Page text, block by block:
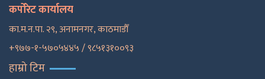
कर्पोरेट कार्यालय
का.म.न.पा. २९, अनामनगर, काठमाडाैँ
+९७७-१-५७०५४४५ / ९८५१३१००९३
हाम्रो टिम